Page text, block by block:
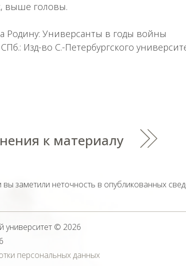
выше головы.
Родину: Универсанты в годы войны
Изд-во С.-Петербургского
к материалу
персональных данных
заметили неточность в опубликованных
университет © 2026